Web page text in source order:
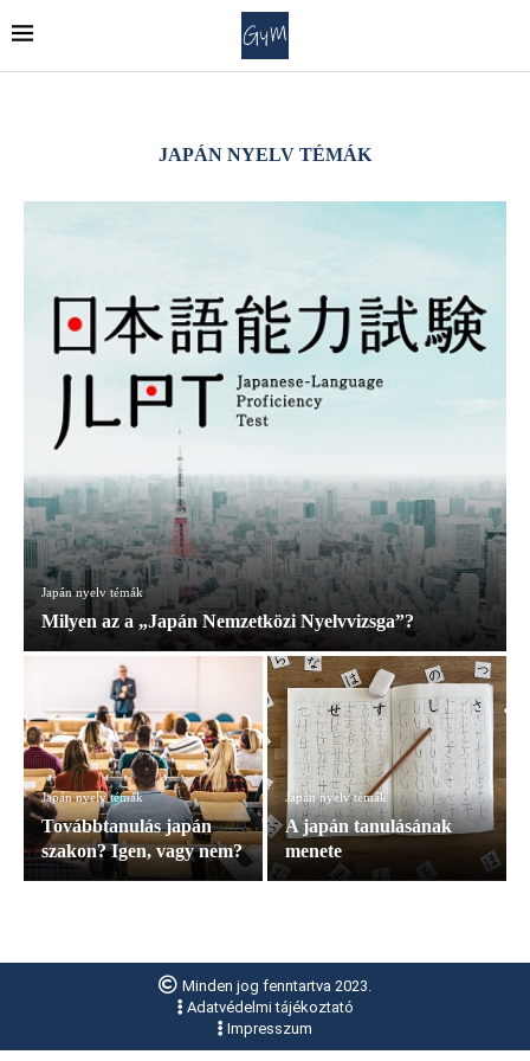
JAPÁN NYELV TÉMÁK
Japán nyelv témák
Milyen az a „Japán Nemzetközi Nyelvvizsga”?
Japán nyelv témák
Továbbtanulás japán
szakon? Igen, vagy nem?
Japán nyelv témák
A japán tanulásának
menete
Minden jog fenntartva 2023.
Adatvédelmi tájékoztató
Impresszum